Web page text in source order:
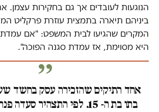
הנוגעות לעובדים אך גם בחקירות עצמן.
ביניהם תיארה בתמצית עוזרת פרקליט
המקרים שהגיעו לבית המשפט: "אם
היא מסוימת, אז עמדת סגנה הפוכה".
אחד התיקים שהזכירה עסק בחשד
בתו בת ה- 15. לפי התצהיר